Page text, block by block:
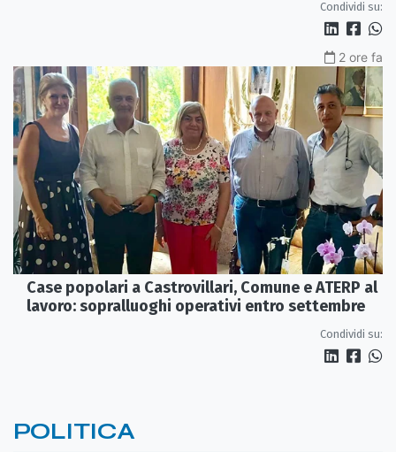
Condividi su:
2 ore fa
Case popolari a Castrovillari, Comune e ATERP al
lavoro: sopralluoghi operativi entro settembre
Condividi su:
POLITICA